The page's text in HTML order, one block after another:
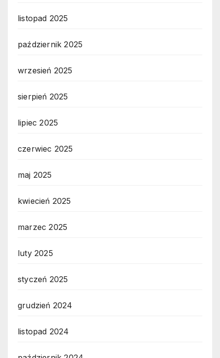
listopad 2025
październik 2025
wrzesień 2025
sierpień 2025
lipiec 2025
czerwiec 2025
maj 2025
kwiecień 2025
marzec 2025
luty 2025
styczeń 2025
grudzień 2024
listopad 2024